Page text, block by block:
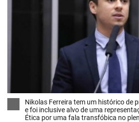
Nikolas Ferreira tem um histórico de
e foi inclusive alvo de uma
Ética por uma fala transfóbica no